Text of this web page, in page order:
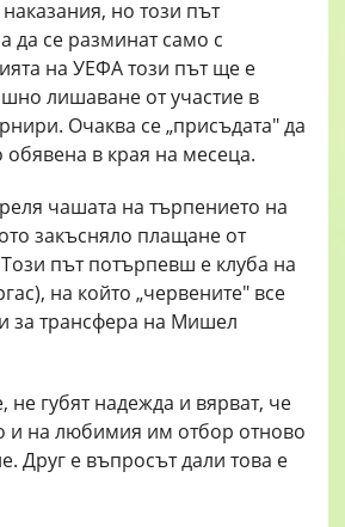
но този път
да се разминат само с
на УЕФА този път ще е
лишаване от участие в
Очаква се „присъдата" да
в края на месеца.
чашата на търпението на
закъсняло плащане от
път потърпевш е клуба на
на който „червените" все
за трансфера на Мишел
не губят надежда и вярват, че
и на любимия им отбор отново
Друг е въпросът дали това е